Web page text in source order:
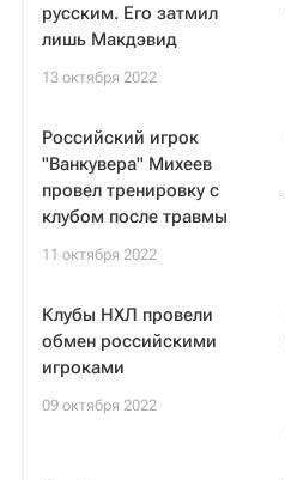
русским. Его затмил
лишь Макдэвид
13 октября 2022
Российский игрок
"Ванкувера" Михеев
провел тренировку с
клубом после травмы
11 октября 2022
Клубы НХЛ провели
обмен российскими
игроками
09 октября 2022